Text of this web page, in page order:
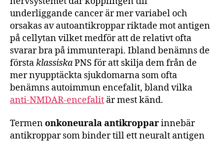
underliggande cancer är mer variabel och
orsakas av autoantikroppar riktade mot antigen
på cellytan vilket medför att de relativt ofta
svarar bra på immunterapi. Ibland benämns de
förstaklassiskaPNS för att skilja dem från de
mer nyupptäckta sjukdomarna som ofta
benämns autoimmun encefalit, bland vilka
anti-NMDAR-encefalit är mest känd.
Termenonkoneurala antikropparinnebär
antikroppar som binder till ett neuralt antigen